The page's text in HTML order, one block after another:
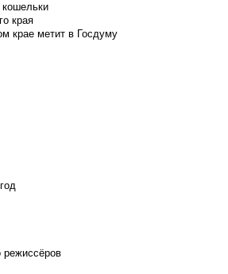
края
крае метит в Госдуму
режиссёров